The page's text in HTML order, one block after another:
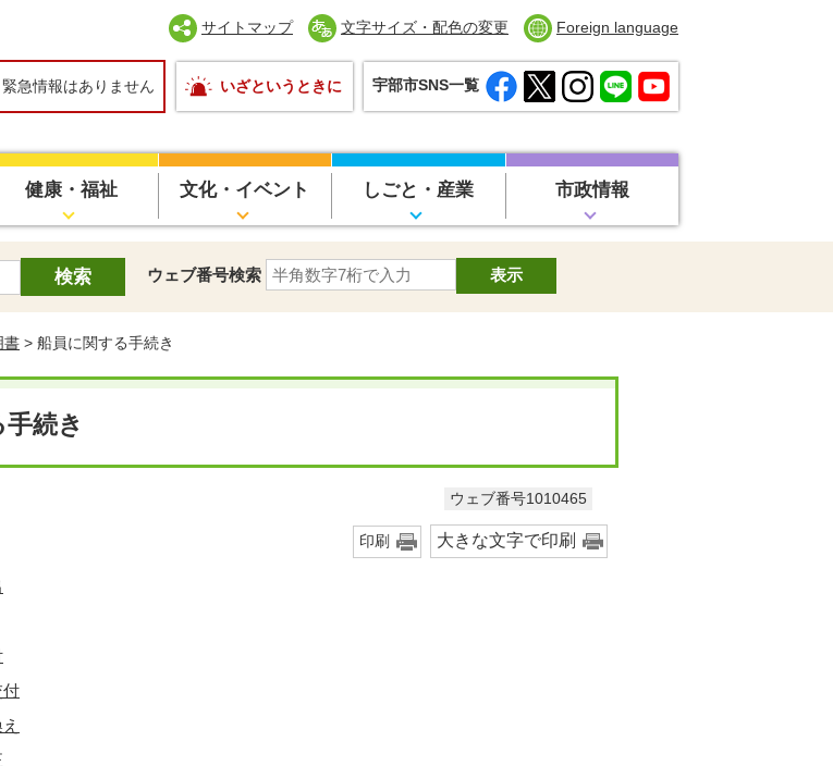
サイトマップ 文字サイズ・配色の変更 Foreign language
急情報はありません いざというときに 宇部市SNS一覧
健康・福祉 文化・イベント しごと・産業 市政情報
ウェブ番号検索
書 > 船員に関する手続き
続き
ウェブ番号1010465
印刷 大きな文字で印刷
付